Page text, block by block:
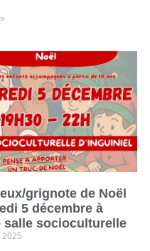
grignote de Noël
5 décembre à
salle socioculturelle
2025